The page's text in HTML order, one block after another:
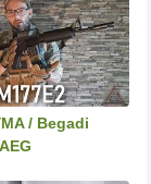
/ Begadi